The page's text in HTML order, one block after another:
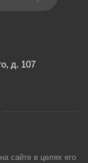
д. 107
сайте в целях его